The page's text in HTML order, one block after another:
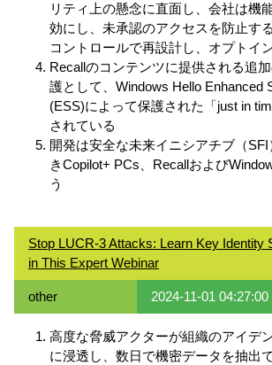
リティ上の懸念に直面し、会社は機
効にし、未承認のアクセスを防止す
コントロールで再設計し、オプトイ
Recallのコンテンツに提供される追
護として、Windows Hello Enhanced
(ESS)によって保護された「just in
されている
開発は安全な未来イニシアチブ（
きCopilot+ PCs、Recallおよび
う
Stop LUCR-3 Attacks: Learn Key Identity
in This Expert Webinar
other 2024-11-01 04:27:00
高度な脅威アクターが組織のアイデ
に浸透し、数日で機密データを抽出